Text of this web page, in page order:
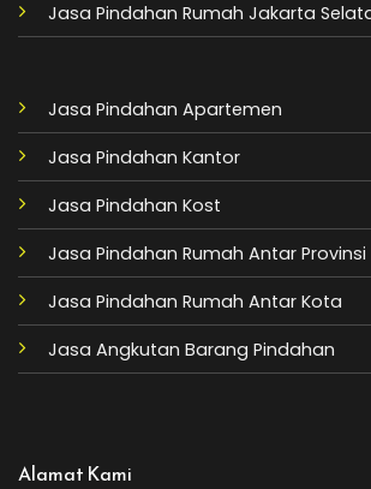
Jasa Pindahan Rumah Jakarta
Jasa Pindahan Apartemen
Jasa Pindahan Kantor
Jasa Pindahan Kost
Jasa Pindahan Rumah Antar Provinsi
Jasa Pindahan Rumah Antar Kota
Jasa Angkutan Barang Pindahan
Alamat Kami